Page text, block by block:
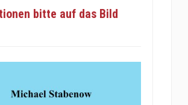
bitte auf das Bild